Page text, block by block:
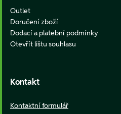
Outlet
Doručení zboží
Dodací a platební podmínky
Otevřít lištu souhlasu
Kontakt
Kontaktní formulář